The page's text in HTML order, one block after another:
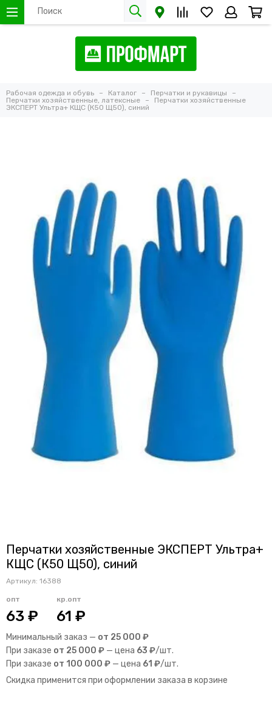
Рабочая одежда и обувь Каталог
Перчатки и рукавицы
Перчатки хозяйственные, латексные
Перчатки хозяйственные
ЭКСПЕРТ Ультра+ КЩС (К50 Щ50), синий
Перчатки хозяйственные ЭКСПЕРТ Ультра+
КЩС (К50 Щ50), синий
Артикул: 16388
опт
63 ₽
кр.опт
61 ₽
Минимальный заказ — от 25 000 ₽
При заказе от 25 000 ₽ — цена 63 ₽/шт.
При заказе от 100 000 ₽ — цена 61 ₽/шт.
Скидка применится при оформлении заказа в корзине